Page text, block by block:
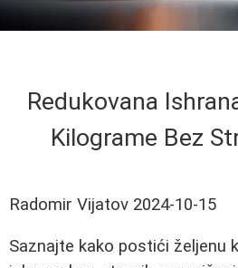
Redukovana
Kilograme Bez
Radomir Vijatov 2024-10-15
Saznajte kako postići željenu